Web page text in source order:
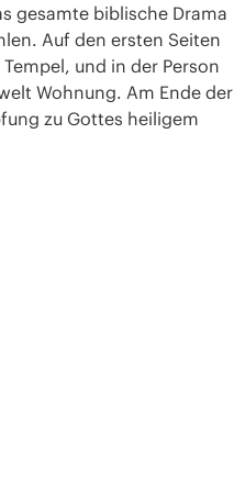
gesamte biblische Drama
Auf den ersten Seiten
und in der Person
Wohnung. Am Ende der
zu Gottes heiligem